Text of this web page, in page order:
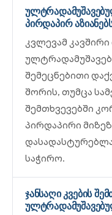
პირდაპირ
კვლევამ კავშირი
შემეცნებითი
შორის, თუმცა
შემთხვევებში
პირდაპირი
საჭირო.
ჯანსაღი კვების